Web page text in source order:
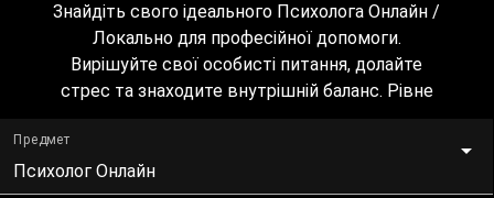
Знайдіть свого ідеального Психолога Онлайн /
Локально для професійної допомоги.
Вирішуйте свої особисті питання, долайте
стрес та знаходите внутрішній баланс. Рівне
Предмет
Психолог Онлайн